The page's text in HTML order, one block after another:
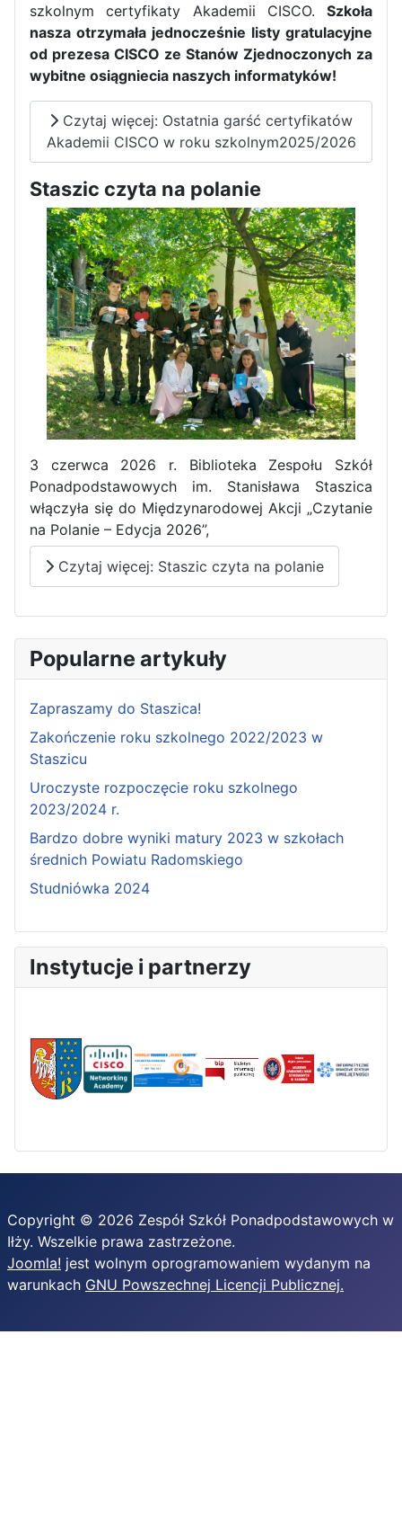
Zakończenie praktyk w
Portugalii
Rozpoczęcie kampanii „Gotowi
na kryzys” w ZSP w Iłży
zawodowych naszych uczniów
w Portugalii za nami!
szkolnym certyfikaty Akademii CISCO. Szkoła
nasza otrzymała jednocześnie listy gratulacyjne
od prezesa CISCO ze Stanów Zjednoczonych za
wybitne osiągniecia naszych informatyków!
Czytaj więcej: Ostatnia garść certyfikatów
Akademii CISCO w roku szkolnym2025/2026
Staszic czyta na polanie
3 czerwca 2026 r. Biblioteka Zespołu Szkół
Ponadpodstawowych im. Stanisława Staszica
włączyła się do Międzynarodowej Akcji „Czytanie
na Polanie – Edycja 2026”,
Czytaj więcej: Staszic czyta na polanie
Popularne artykuły
Zapraszamy do Staszica!
Zakończenie roku szkolnego 2022/2023 w
Staszicu
Uroczyste rozpoczęcie roku szkolnego
2023/2024 r.
Bardzo dobre wyniki matury 2023 w szkołach
średnich Powiatu Radomskiego
Studniówka 2024
Instytucje i partnerzy
Copyright © 2026 Zespół Szkół Ponadpodstawowych w
Iłży. Wszelkie prawa zastrzeżone.
Joomla! jest wolnym oprogramowaniem wydanym na
warunkach GNU Powszechnej Licencji Publicznej.